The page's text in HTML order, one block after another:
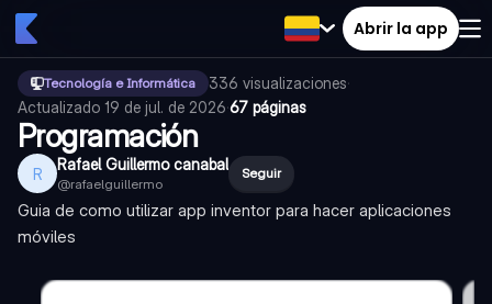
Abrir la app
Tecnología e Informática 336 visualizaciones·
Actualizado 19 de jul. de 2026·67 páginas
Programación
R Rafael Guillermo canabal
@rafaelguillermo
Seguir
Guia de como utilizar app inventor para hacer aplicaciones
móviles